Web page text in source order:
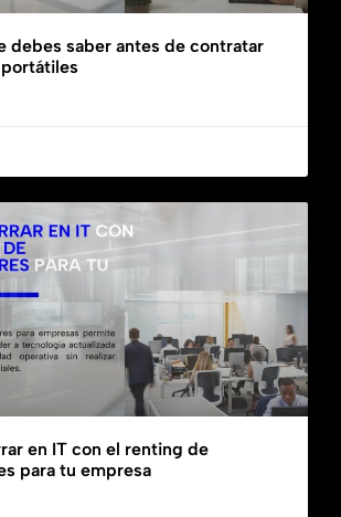
debes saber antes de contratar
en IT con el renting de
para tu empresa